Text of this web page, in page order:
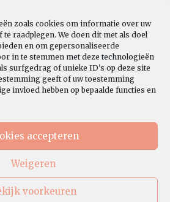
zoals cookies om informatie over uw
te raadplegen. We doen dit met als doel
en om gepersonaliseerde
in te stemmen met deze technologieën
surfgedrag of unieke ID's op deze site
geeft of uw toestemming
invloed hebben op bepaalde functies en
accepteren
Weigeren
voorkeuren
YOUTUBE